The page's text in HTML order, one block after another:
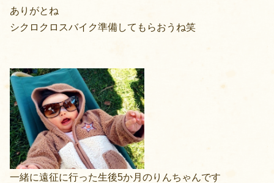
ありがとね
シクロクロスバイク準備してもらおうね笑
一緒に遠征に行った生後5か月のりんちゃんです